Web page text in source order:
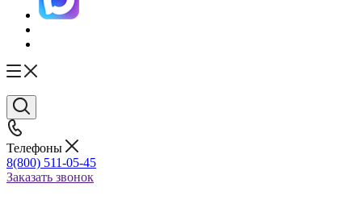
Телефоны
8(800) 511-05-45
Заказать звонок